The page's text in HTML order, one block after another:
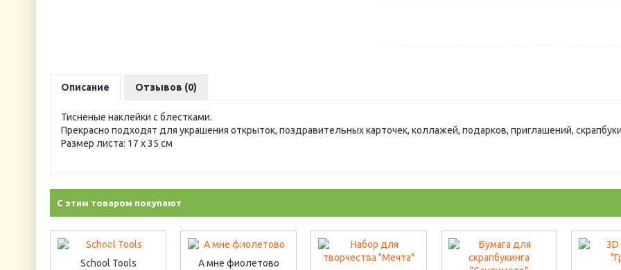
Описание Отзывов (0)
Тисненые наклейки с блестками.
Прекрасно подходят для украшения открыток, поздравительных карточек, коллажей, подарков, приглашений,
Размер листа: 17 х 35 см
С этим товаром покупают
School Tools А мне фиолетово